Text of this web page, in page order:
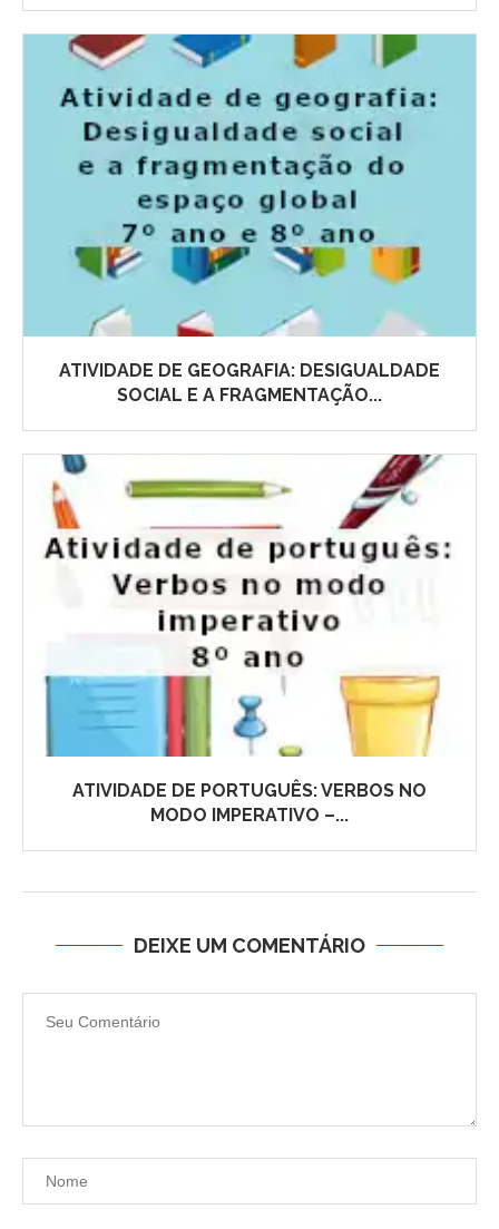
ATIVIDADE DE GEOGRAFIA: DESIGUALDADE
SOCIAL E A FRAGMENTAÇÃO...
ATIVIDADE DE PORTUGUÊS: VERBOS NO
MODO IMPERATIVO –...
DEIXE UM COMENTÁRIO